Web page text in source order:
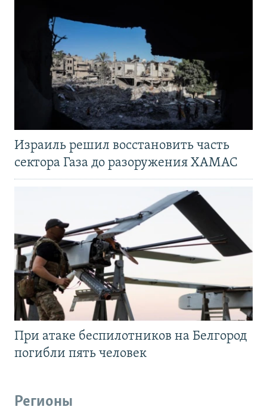
Израиль решил восстановить часть
сектора Газа до разоружения ХАМАС
При атаке беспилотников на Белгород
погибли пять человек
Регионы